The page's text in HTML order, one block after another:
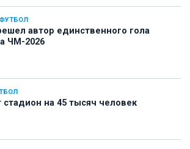
ФУТБОЛ
автор единственного гола
ЧМ-2026
стадион на 45 тысяч человек